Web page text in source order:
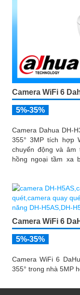
Camera WiFi 6
5%-35%
Camera Dahua DH-
355° 3MP tích hợp
chuyển động và âm
hồng ngoại tầm xa
Camera WiFi 6
5%-35%
Camera WiFi 6
355° trong nhà 5MP